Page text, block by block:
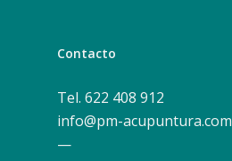
Contacto
Tel. 622 408 912
info@pm-acupuntura.com
—